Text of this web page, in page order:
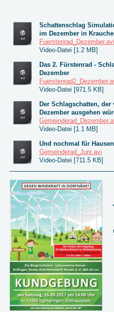
Schattenschlag
im Dezember in
Fuerstenrad_Dezember.avi
Video-Datei [1.2 MB]
Das 2. Fürstenrad -
Dezember
Video-Datei [971.5 KB]
Der Schlagschatten,
Dezember ausgehen
Video-Datei [1.1 MB]
Und nochmal für
Gemeinderad_Juni.avi
Video-Datei [711.5 KB]